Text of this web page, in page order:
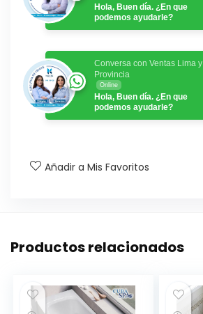
Hola, Buen día. ¿En que
podemos ayudarle?
Conversa con Ventas Lima y
Provincia
Online
Hola, Buen día. ¿En que
podemos ayudarle?
Añadir a Mis Favoritos
Productos relacionados